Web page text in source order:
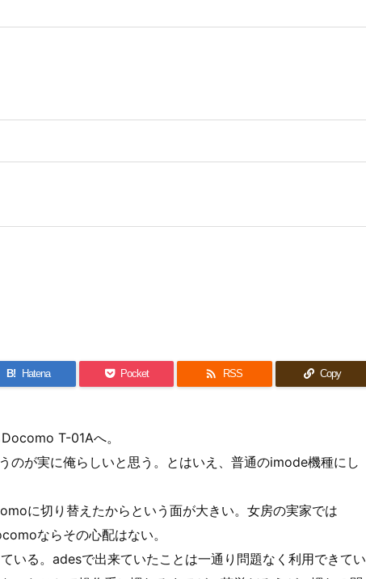
B! Hatena Pocket  RSS Copy
T-01Aへ。
のが実に俺らしいと思う。とはいえ、普通のimode機種にし
に切り替えたからという面が大きい。女房の実家では
ならその心配はない。
いる。adesで出来ていたことは一通り問題なく利用できてい